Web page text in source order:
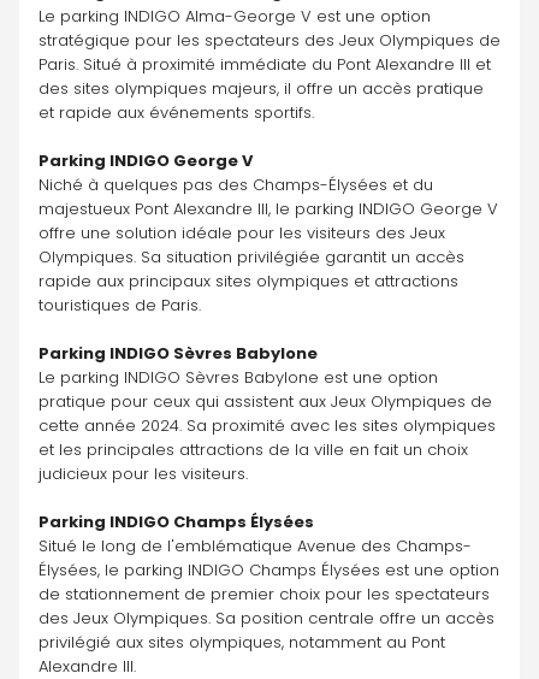
Le parking INDIGO Alma-George V est une option
stratégique pour les spectateurs des Jeux Olympiques de
Paris. Situé à proximité immédiate du Pont Alexandre III et
des sites olympiques majeurs, il offre un accès pratique
et rapide aux événements sportifs.
Parking INDIGO George V
Niché à quelques pas des Champs-Élysées et du
majestueux Pont Alexandre III, le parking INDIGO George V
offre une solution idéale pour les visiteurs des Jeux
Olympiques. Sa situation privilégiée garantit un accès
rapide aux principaux sites olympiques et attractions
touristiques de Paris.
Parking INDIGO Sèvres Babylone
Le parking INDIGO Sèvres Babylone est une option
pratique pour ceux qui assistent aux Jeux Olympiques de
cette année 2024. Sa proximité avec les sites olympiques
et les principales attractions de la ville en fait un choix
judicieux pour les visiteurs.
Parking INDIGO Champs Élysées
Situé le long de l'emblématique Avenue des Champs-
Élysées, le parking INDIGO Champs Élysées est une option
de stationnement de premier choix pour les spectateurs
des Jeux Olympiques. Sa position centrale offre un accès
privilégié aux sites olympiques, notamment au Pont
Alexandre III.